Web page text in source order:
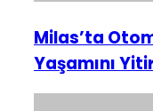
Milas’ta
Yaşamını